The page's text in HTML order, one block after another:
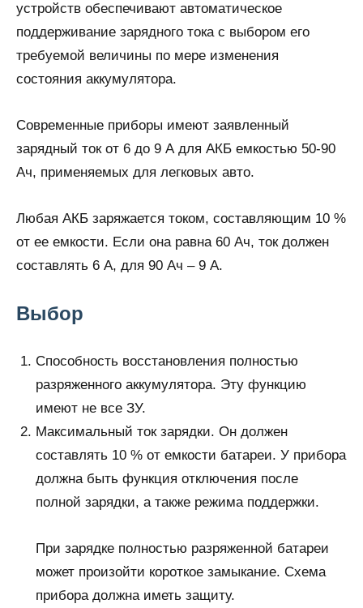
устройств обеспечивают автоматическое
поддерживание зарядного тока с выбором его
требуемой величины по мере изменения
состояния аккумулятора.
Современные приборы имеют заявленный
зарядный ток от 6 до 9 А для АКБ емкостью 50-90
Ач, применяемых для легковых авто.
Любая АКБ заряжается током, составляющим 10 %
от ее емкости. Если она равна 60 Ач, ток должен
составлять 6 А, для 90 Ач – 9 А.
Выбор
Способность восстановления полностью
разряженного аккумулятора. Эту функцию
имеют не все ЗУ.
Максимальный ток зарядки. Он должен
составлять 10 % от емкости батареи. У прибора
должна быть функция отключения после
полной зарядки, а также режима поддержки.
При зарядке полностью разряженной батареи
может произойти короткое замыкание. Схема
прибора должна иметь защиту.